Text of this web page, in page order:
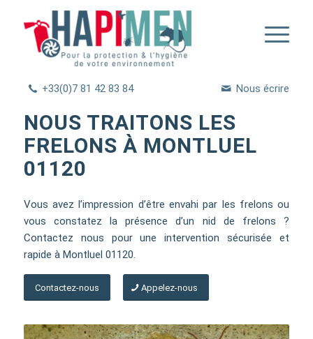
+33(0)7 81 42 83 84 Nous écrire
NOUS TRAITONS LES
FRELONS À MONTLUEL
01120
Vous avez l’impression d’être envahi par les frelons ou
vous constatez la présence d’un nid de frelons ?
Contactez nous pour une intervention sécurisée et
rapide à Montluel 01120.
Contactez-nous Appelez-nous